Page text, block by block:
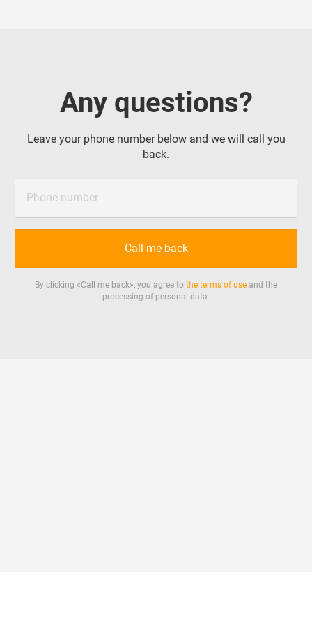
Any questions?
Leave your phone number below and we will call you
back.
Phone number
Call me back
By clicking «Call me back», you agree to the terms of use and the
processing of personal data.